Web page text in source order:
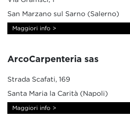
San Marzano sul Sarno (Salerno)
Maggiori info >
ArcoCarpenteria sas
Strada Scafati, 169
Santa Maria la Carità (Napoli)
Maggiori info >